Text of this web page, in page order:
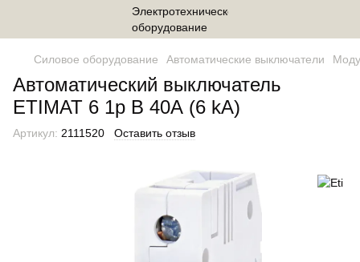
Силовое оборудование Автоматические выключатели
Автоматический выключатель
ETIMAT 6 1p B 40А (6 kA)
Артикул: 2111520 Оставить отзыв